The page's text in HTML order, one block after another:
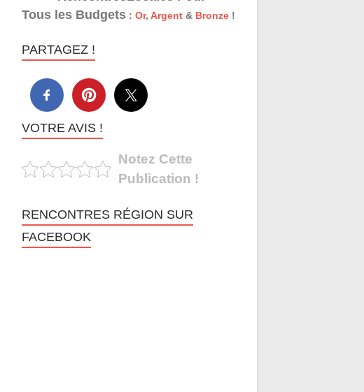
Tous les Budgets :Or,Argent & Bronze !
PARTAGEZ !
VOTRE AVIS !
Notez Cette
Publication !
RENCONTRES RÉGION SUR
FACEBOOK